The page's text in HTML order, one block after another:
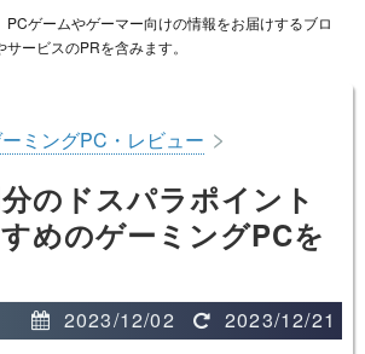
PCゲームやゲーマー向けの情報をお届けするブロ
ービスのPRを含みます。
ミングPC・レビュー >
のドスパラポイント
めのゲーミングPCを
2023/12/02 2023/12/21